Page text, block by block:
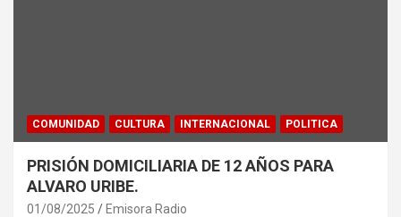
COMUNIDAD CULTURA INTERNACIONAL POLITICA
PRISIÓN DOMICILIARIA DE 12 AÑOS PARA
ALVARO URIBE.
01/08/2025 Emisora Radio